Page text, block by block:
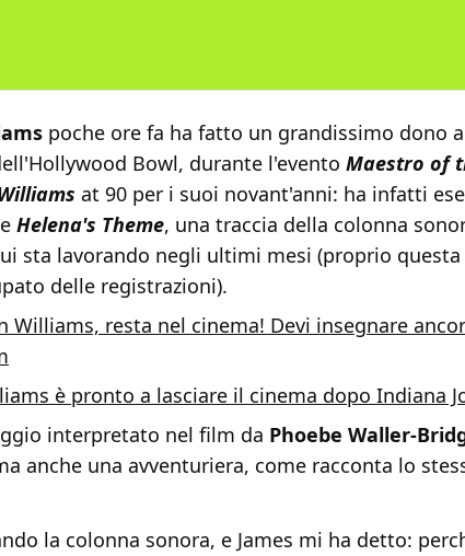
poche ore fa ha fatto un grandissimo dono
Bowl, durante l'evento Maestro of
at 90 per i suoi novant'anni: ha infatti
Helena's Theme, una traccia della colonna
sta lavorando negli ultimi mesi (proprio questa
delle registrazioni).
Williams, resta nel cinema! Devi insegnare
è pronto a lasciare il cinema dopo Indiana
interpretato nel film da Phoebe Waller-
anche una avventuriera, come racconta lo
la colonna sonora, e James mi ha detto: